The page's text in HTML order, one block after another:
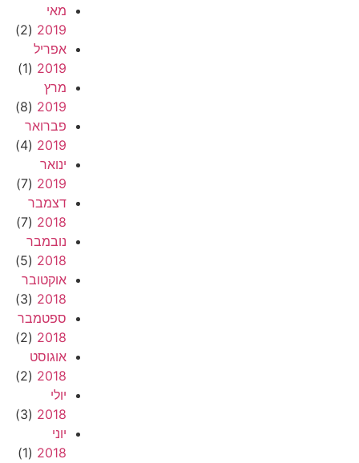
מאי
2019
(2)
אפריל
2019
(1)
מרץ
2019
(8)
פברואר
2019
(4)
ינואר
2019
(7)
דצמבר
2018
(7)
נובמבר
2018
(5)
אוקטובר
2018
(3)
ספטמבר
2018
(2)
אוגוסט
2018
(2)
יולי
2018
(3)
יוני
2018
(1)